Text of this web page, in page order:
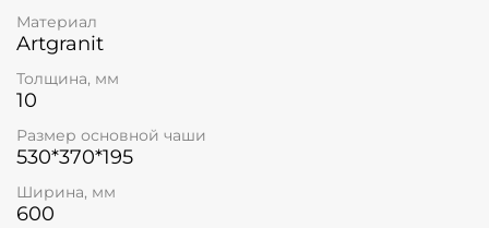
Материал
Artgranit
Толщина, мм
10
Размер основной чаши
530*370*195
Ширина, мм
600